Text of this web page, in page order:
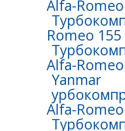
Alfa-
Romeo
Alfa-
Yanmar
Alfa-